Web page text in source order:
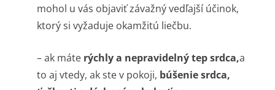
mohol u vás objaviť závažný vedľajší účinok,
ktorý si vyžaduje okamžitú liečbu.
– ak máte rýchly a nepravidelný tep srdca,a
to aj vtedy, ak ste v pokoji, búšenie srdca,